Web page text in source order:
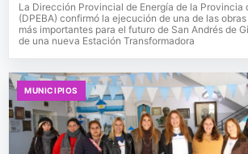
La Dirección Provincial de Energía de la Provincia
(DPEBA) confirmó la ejecución de una de las
más importantes para el futuro de San Andrés de
de una nueva Estación Transformadora
MUNICIPIOS